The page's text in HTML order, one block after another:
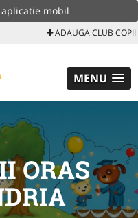
mobil
ADAUGA CLUB COPII
MENU
ORAS